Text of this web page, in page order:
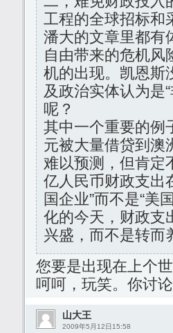
工程的全球招标和
潘大的文章里都有
自由带来的危机风
机的出现。凯恩斯
及政治实体认为是
呢？
其中一个重要的例
元被大量借贷到澳
难以预测，但肯定
亿人民币财政支出
国企业”而不是“美
化的今天，财政支
兴盛，而不是转而
您要是出现在上个
呵呵，玩笑。你讨
山大王
2009年5月12日15:58